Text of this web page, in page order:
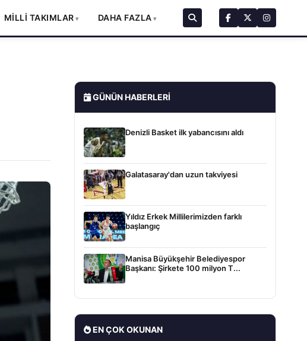
MİLLİ TAKIMLAR DAHA FAZLA
GÜNÜN HABERLERI
Denizli Basket ilk yabancısını aldı
Galatasaray'dan uzun takviyesi
Yıldız Erkek Millilerimizden farklı
başlangıç
Manisa Büyükşehir Belediyespor
Başkanı: Şirkete 100 milyon T...
EN ÇOK OKUNAN